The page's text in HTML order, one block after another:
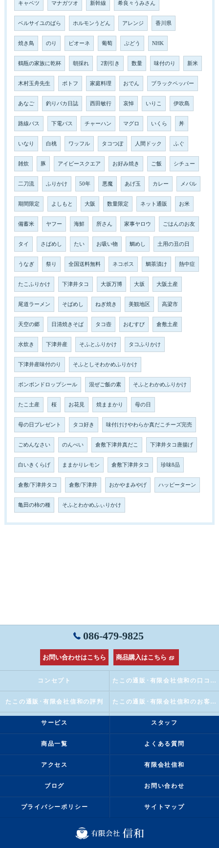
キャベツ マナガツオ 新幹線 希良々うみさん
ベルサイユのばら ホルモンうどん アレンジ 香川県
焼き鳥 のり ピオーネ 葡萄 ぶどう NHK
鶴瓶の家族に乾杯 朝採れ 2割引き 数量 味付のり 新米
木村玉舟先生 ポトフ 家庭料理 おでん ブラックペッパー
あなご 釣りバカ日誌 西田敏行 哀悼 いりこ 伊吹島
路線バス 下電バス チャーハン マグロ いくら 丼
いなり 白桃 ワッフル タコつぼ 人間ドック ふぐ
雑炊 豚 アイビースクエア お好み焼き ご飯 シチュー
二刀流 ふりかけ 50年 悪魔 あげ玉 カレー メバル
期間限定 よしもと 大阪 数量限定 ネット通販 お米
備蓄米 ヤフー 海鮮 所さん 家事ヤロウ ごはんのお友
タイ さばめし たい お吸い物 鯛めし 土用の丑の日
うなぎ 祭り 全国送料無料 ネコポス 鯛茶漬け 熱中症
たこふりかけ 下津井タコ 大坂万博 大坂 大阪土産
尾道ラーメン そばめし ねぎ焼き 美観地区 高梁市
天空の郷 日清焼きそば タコ壺 おむすび 倉敷土産
水炊き 下津井産 そふとふりかけ タコふりかけ
下津井産味付のり そふとしそわかめふりかけ
ボンボンドロップシール 混ぜご飯の素 そふとわかめふりかけ
たこ土産 桜 お花見 焼ままかり 母の日
母の日プレゼント タコ好き 味付けけやわらか真だこチーズ完売
ごめんなさい のんべい 倉敷下津井真だこ 下津井タコ唐揚げ
白いきくらげ ままかりレモン 倉敷下津井タコ 珍味8品
倉敷/下津井タコ 倉敷/下津井 おかやまみやげ ハッピーターン
亀田の柿の種 そふとわかめふぃりかけ
086-479-9825
お問い合わせはこちら 商品購入はこちら
コンセプト たこの通販･有限会社信和の口コミ情報
たこの通販･有限会社信和の評判 たこの通販･有限会社信和のお客様の声
サービス スタッフ
商品一覧 よくある質問
アクセス 有限会社信和
ブログ お問い合わせ
プライバシーポリシー サイトマップ